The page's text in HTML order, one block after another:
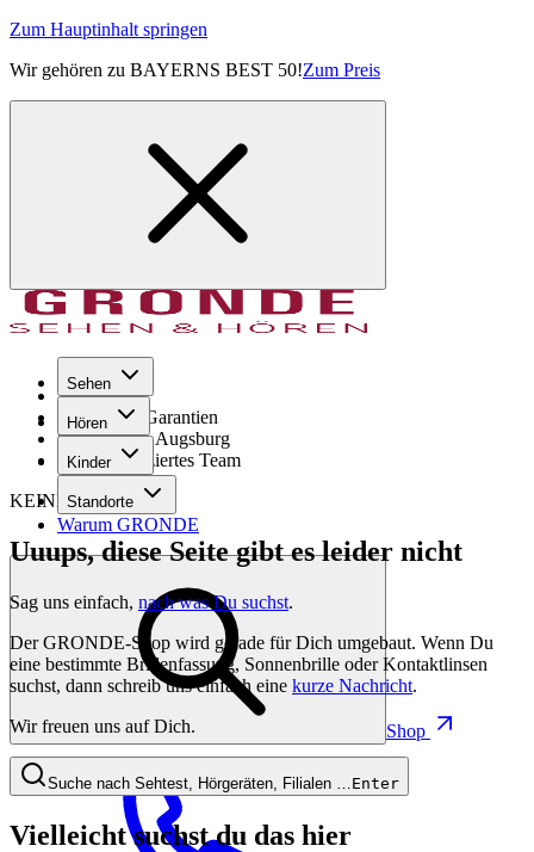
Zum Hauptinhalt springen
Wir gehören zu BAYERNS BEST 50!Zum Preis
Sehen
Hören
Kinder
Standorte
Warum GRONDE
Shop
Seit 1971
GRONDE Garantien
8× im Raum Augsburg
Hochqualifiziertes Team
KEINE SORGE!
Uuups, diese Seite gibt es leider nicht
Sag uns einfach, nach was Du suchst.
Der GRONDE-Shop wird gerade für Dich umgebaut. Wenn Du
eine bestimmte Brillenfassung, Sonnenbrille oder Kontaktlinsen
suchst, dann schreib uns einfach eine kurze Nachricht.
Wir freuen uns auf Dich.
Suche nach Sehtest, Hörgeräten, Filialen … Enter
Vielleicht suchst du das hier